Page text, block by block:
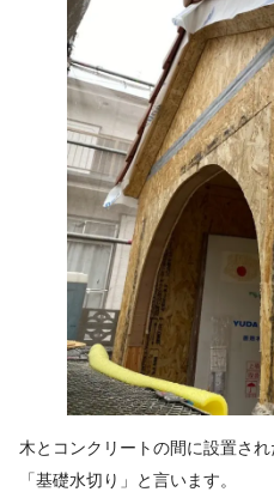
木とコンクリートの間に設置さ
「基礎水切り」と言います。